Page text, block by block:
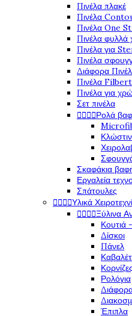
Πινέλα πλακέ
Πινέλα
Πινέλα One
Πινέλα φυλλά
Πινέλα για
Πινέλα
Διάφορα
Πινέλα
Πινέλα για
Σετ πινέλα
   Ρολά
Σκαφάκια
Εργαλεία
Σπάτουλες
   Υλικά
   Ξύλινα
Δίσκοι
Πάνελ
Κορνίζες
Ρολόγια
Έπιπλα